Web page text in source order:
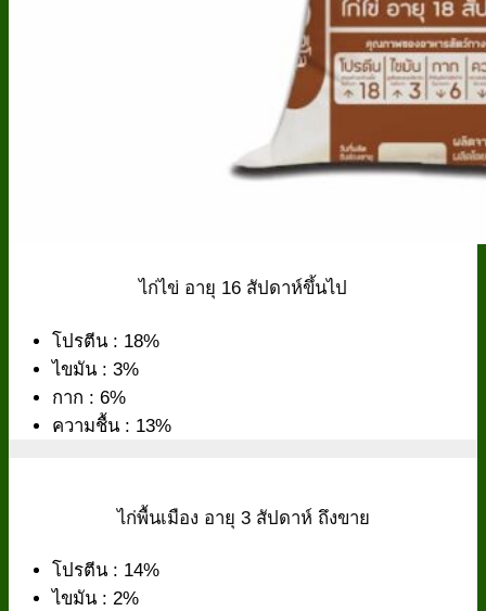
ไก่ไข่ อายุ 16 สัปดาห์ขึ้นไป
โปรตีน : 18%
ไขมัน : 3%
กาก : 6%
ความชื้น : 13%
ไก่พื้นเมือง อายุ 3 สัปดาห์ ถึงขาย
โปรตีน : 14%
ไขมัน : 2%